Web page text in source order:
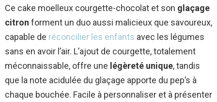
Ce cake moelleux courgette-chocolat et son glaçage
citron forment un duo aussi malicieux que savoureux,
capable de réconcilier les enfants avec les légumes
sans en avoir l’air. L’ajout de courgette, totalement
méconnaissable, offre une légèreté unique, tandis
que la note acidulée du glaçage apporte du pep’s à
chaque bouchée. Facile à personnaliser et à présenter